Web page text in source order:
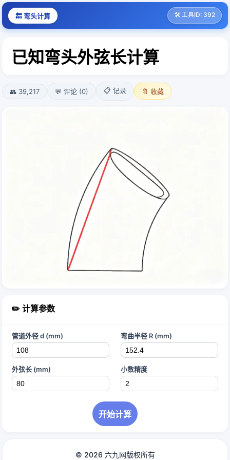
🔙 弯头计算 🛠️ 工具ID: 392
已知弯头外弦长计算
👥 39,217 💬 评论 (0) 📋 记录 🔖 收藏
✏️ 计算参数
管道外径 d (mm) 弯曲半径 R (mm)
外弦长 (mm) 小数精度
开始计算
© 2026 六九网版权所有